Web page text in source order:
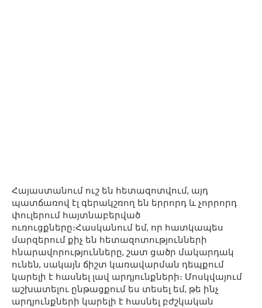
Հայաստանում ուշ են հետազոտվում, այդ
պատճառով էլ գերակշռող են երրորդ և չորրորդ
փուլերում հայտնաբերված
ուռուցքները։Հասկանում եմ, որ հատկապես
մարզերում քիչ են հետազոտությունների
հնարավորությունները, շատ ցածր մակարդակ
ունեն, սակայն ճիշտ կառավարման դեպքում
կարելի է հասնել լավ արդյունքների։ Մոսկվայում
աշխատելու ընթացքում ես տեսել եմ, թե ինչ
արդյունքների կարելի է հասնել բժշկական